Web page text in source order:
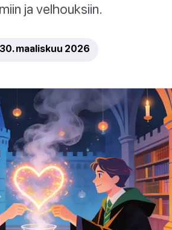
ja velhouksiin.
maaliskuu 2026